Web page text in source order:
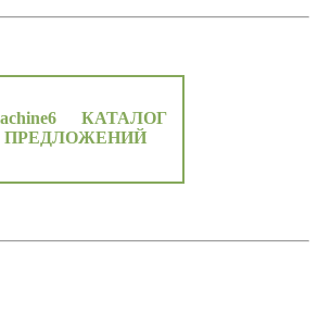
КАТАЛОГ
ПРЕДЛОЖЕНИЙ